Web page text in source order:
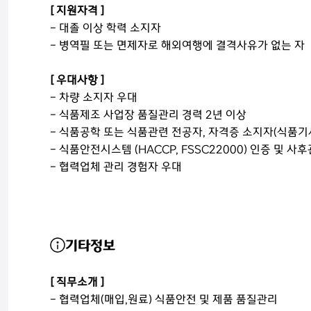
[ 지원자격 ]
- 대졸 이상 학력 소지자
- 병역필 또는 면제자로 해외여행에 결격사유가 없는 자
[ 우대사항 ]
- 차량 소지자 우대
- 식품제조 사업장 품질관리 경력 2년 이상
- 식품공학 또는 식품관련 전공자, 자격증 소지자(식품기
- 식품안전시스템 (HACCP, FSSC22000) 인증 및 사후
- 협력업체 관리 경험자 우대
기타정보
[ 직무소개 ]
- 협력업체(매입,원료) 식품안전 및 제품 품질관리